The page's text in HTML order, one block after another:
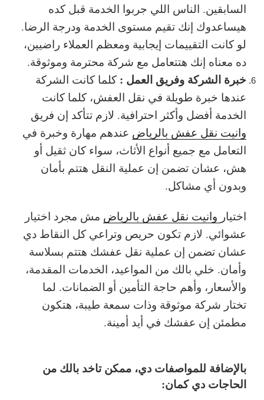
السابقين. الناس اللي جربوا الخدمة قبل كده
هيساعدوك إنك تقيم مستوى الخدمة ودرجة الرضا.
لو كانت التقييمات إيجابية ومعظم العملاء راضيين،
ده معناه إنك هتتعامل مع شركة محترمة وموثوقة.
خبرة الشركة وفريق العمل : كلما كانت الشركة
عندها خبرة طويلة في نقل العفش، كلما كانت
الخدمة أفضل وأكثر احترافية. لازم تتأكد إن فريق
وانيت نقل عفش بالرياض عندهم مهارة وخبرة في
التعامل مع جميع أنواع الأثاث، سواء كان ثقيل أو
هش، عشان تضمن إن عملية النقل هتتم بأمان
وبدون أي مشاكل.
اختيار وانيت نقل عفش بالرياض مش مجرد اختيار
عشوائي. لازم تكون حريص وتراعي كل النقاط دي
عشان تضمن إن عملية نقل عفشك هتتم بسلاسة
وأمان. خلي بالك من المواعيد، الخدمات المقدمة،
والأسعار، وأهم حاجة التأمين أو الضمانات. لما
تختار شركة موثوقة وذات سمعة طيبة، هتكون
مطمئن إن عفشك في أيد أمينة.
بالإضافة للمواصفات دي، ممكن تاخد بالك من
الحاجات دي كمان: